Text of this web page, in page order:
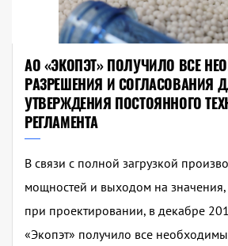
АО «ЭКОПЭТ» ПОЛУЧИЛО ВСЕ
РАЗРЕШЕНИЯ И СОГЛАСОВАНИЯ
УТВЕРЖДЕНИЯ ПОСТОЯННОГО
РЕГЛАМЕНТА
В связи с полной загрузкой
мощностей и выходом на
при проектировании, в декабре
«Экопэт» получило все